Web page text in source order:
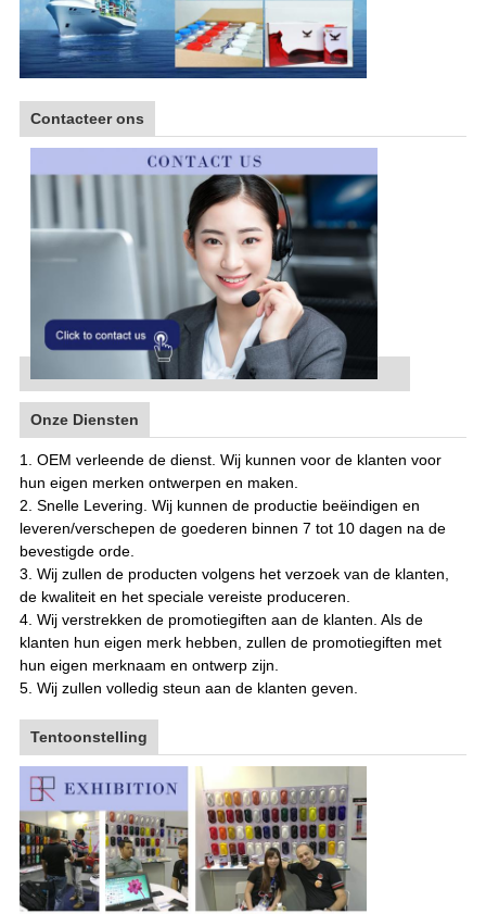
Contacteer ons
Onze Diensten
1. OEM verleende de dienst. Wij kunnen voor de klanten voor
hun eigen merken ontwerpen en maken.
2. Snelle Levering. Wij kunnen de productie beëindigen en
leveren/verschepen de goederen binnen 7 tot 10 dagen na de
bevestigde orde.
3. Wij zullen de producten volgens het verzoek van de klanten,
de kwaliteit en het speciale vereiste produceren.
4. Wij verstrekken de promotiegiften aan de klanten. Als de
klanten hun eigen merk hebben, zullen de promotiegiften met
hun eigen merknaam en ontwerp zijn.
5. Wij zullen volledig steun aan de klanten geven.
Tentoonstelling